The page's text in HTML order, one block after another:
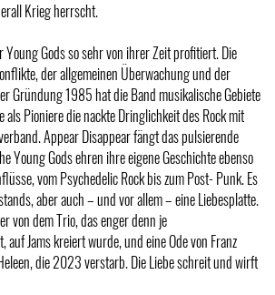
Krieg herrscht.
Young Gods so sehr von ihrer Zeit profitiert. Die
der allgemeinen Überwachung und der
Gründung 1985 hat die Band musikalische Gebiete
als Pioniere die nackte Dringlichkeit des Rock mit
Appear Disappear fängt das pulsierende
Young Gods ehren ihre eigene Geschichte ebenso
vom Psychedelic Rock bis zum Post- Punk. Es
aber auch – und vor allem – eine Liebesplatte.
von dem Trio, das enger denn je
auf Jams kreiert wurde, und eine Ode von Franz
die 2023 verstarb. Die Liebe schreit und wirft